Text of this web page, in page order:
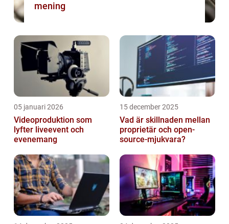
mening
05 januari 2026
Videoproduktion som
lyfter liveevent och
evenemang
15 december 2025
Vad är skillnaden mellan
proprietär och open-
source-mjukvara?